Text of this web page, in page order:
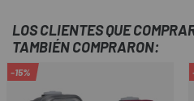
LOS CLIENTES QUE
TAMBIÉN COMPRARON:
-15%